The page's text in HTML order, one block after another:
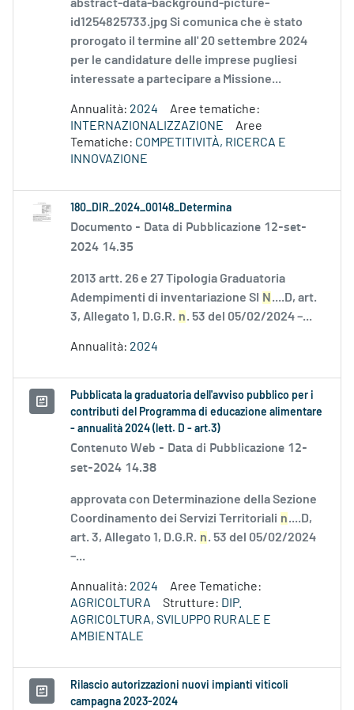
abstract-data-background-picture-
id1254825733.jpg Si comunica che è stato
prorogato il termine all' 20 settembre 2024
per le candidature delle imprese pugliesi
interessate a partecipare a Missione...
Annualità: 2024
Aree tematiche:
INTERNAZIONALIZZAZIONE
Aree
Tematiche: COMPETITIVITÀ, RICERCA E
INNOVAZIONE
180_DIR_2024_00148_Determina
Documento - Data di Pubblicazione 12-set-
2024 14.35
2013 artt. 26 e 27 Tipologia Graduatoria
Adempimenti di inventariazione SI
N ....D, art.
3, Allegato 1, D.G.R. n. 53 del 05/02/2024 –...
Annualità: 2024
Pubblicata la graduatoria dell'avviso pubblico per i
contributi del Programma di educazione alimentare
- annualità 2024 (lett. D - art.3)
Contenuto Web - Data di Pubblicazione 12-
set-2024 14.38
approvata con Determinazione della Sezione
Coordinamento dei Servizi Territoriali n....D,
art. 3, Allegato 1, D.G.R. n. 53 del 05/02/2024
–...
Annualità: 2024
Aree Tematiche:
AGRICOLTURA
Strutture: DIP.
AGRICOLTURA, SVILUPPO RURALE E
AMBIENTALE
Rilascio autorizzazioni nuovi impianti viticoli
campagna 2023-2024